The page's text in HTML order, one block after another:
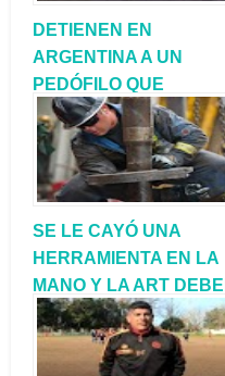
DETIENEN EN
ARGENTINA A UN
PEDÓFILO QUE
CONTACTÓ A UNA
ESPAÑOLA DE 14
SE LE CAYÓ UNA
HERRAMIENTA EN LA
MANO Y LA ART
INDEMNIZARLO EN
DE UN MILLÓN DE